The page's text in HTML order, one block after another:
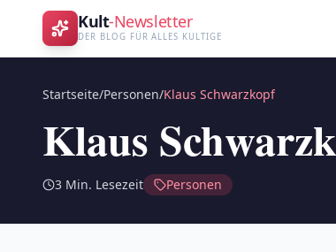
Kult-Newsletter
DER BLOG FÜR ALLES KULTIGE
Startseite/Personen/Klaus Schwarzkopf
Klaus
3 Min. Lesezeit Personen